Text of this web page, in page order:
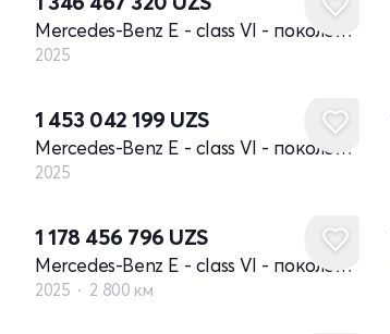
Mercedes-Benz E - class VI - поколение (W214, S214)
2025
1 453 042 199 UZS
Mercedes-Benz E - class VI - поколение (W214, S214)
2025
1 178 456 796 UZS
Mercedes-Benz E - class VI - поколение (W214, S214)
2025 2 800 км